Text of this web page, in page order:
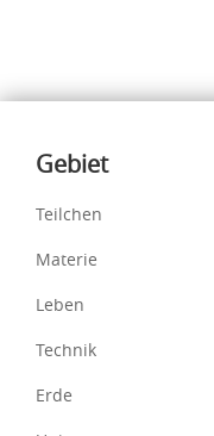
Inhalte
Gebiet
Teilchen
Materie
Leben
Technik
Erde